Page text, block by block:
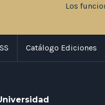
Los
Catálogo Ediciones